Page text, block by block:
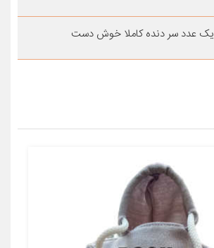
یک عدد سر دنده کاملا خوش دست